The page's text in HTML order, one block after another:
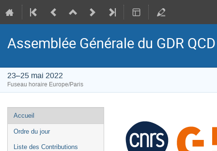
Assemblée Générale du GDR QCD
23–25 mai 2022
Fuseau horaire Europe/Paris
Menu
de
l'événement
Accueil
Ordre du jour
Liste des Contributions